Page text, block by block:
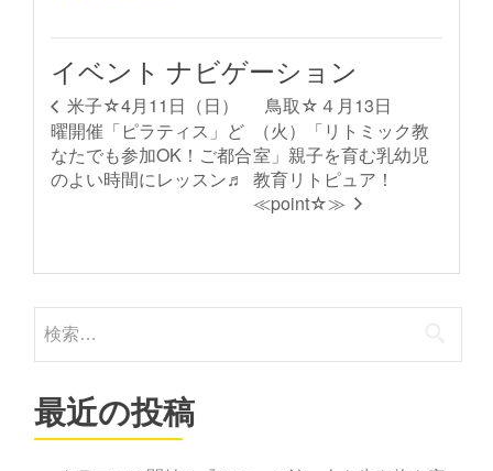
イベント ナビゲーション
米子☆4月11日（日）
曜開催「ピラティス」ど
なたでも参加OK！ご都合
のよい時間にレッスン♬
鳥取☆４月13日
（火）「リトミック教
室」親子を育む乳幼児
教育リトピュア！
≪point☆≫
索:
最近の投稿